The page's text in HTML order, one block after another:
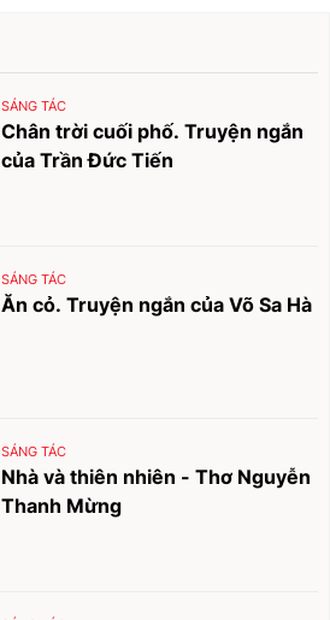
SÁNG TÁC
Chân trời cuối phố. Truyện ngắn
của Trần Đức Tiến
SÁNG TÁC
Ăn cỏ. Truyện ngắn của Võ Sa Hà
SÁNG TÁC
Nhà và thiên nhiên - Thơ Nguyễn
Thanh Mừng